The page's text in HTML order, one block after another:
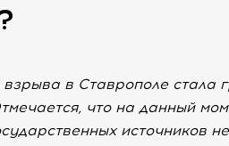
в Ставрополе стала
что на данный
источников